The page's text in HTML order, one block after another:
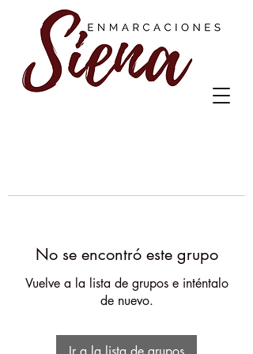
No se encontró este grupo
Vuelve a la lista de grupos e inténtalo
de nuevo.